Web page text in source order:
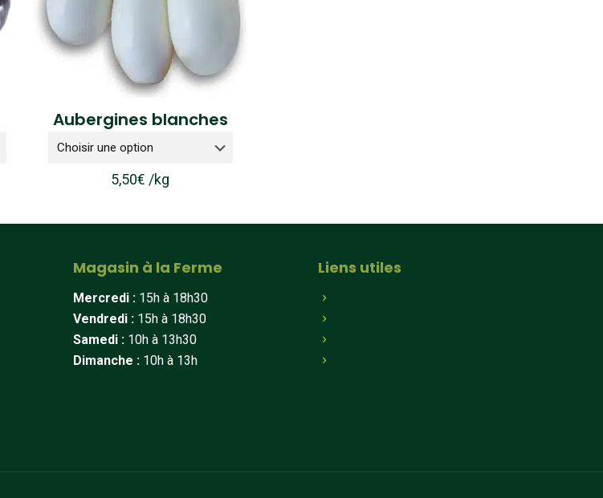
Aubergines blanches
5,50€ /kg
Magasin à la Ferme
Mercredi : 15h à 18h30
Vendredi : 15h à 18h30
Samedi : 10h à 13h30
Dimanche : 10h à 13h
Liens utiles